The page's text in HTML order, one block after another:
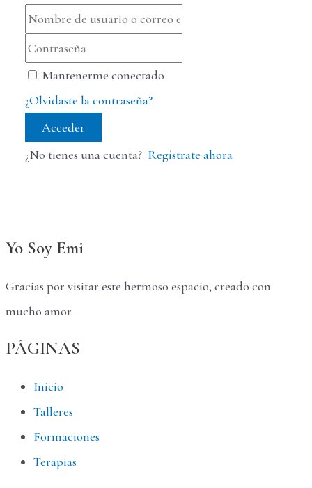
Mantenerme conectado
¿Olvidaste la contraseña?
Acceder
¿No tienes una cuenta? Regístrate ahora
Yo Soy Emi
Gracias por visitar este hermoso espacio, creado con
mucho amor.
PÁGINAS
Inicio
Talleres
Formaciones
Terapias